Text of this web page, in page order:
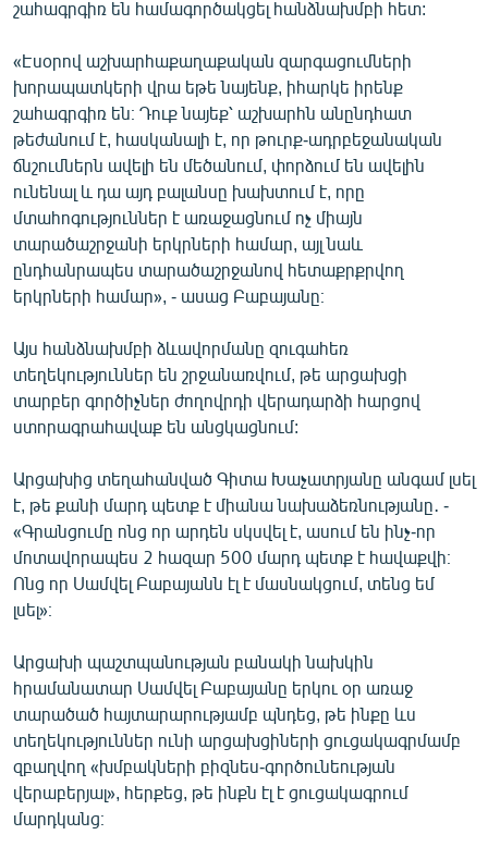
շահագրգիռ են համագործակցել հանձնախմբի հետ:
«Էսօրով աշխարհաքաղաքական զարգացումների
խորապատկերի վրա եթե նայենք, իհարկե իրենք
շահագրգիռ են։ Դուք նայեք՝ աշխարհն անընդհատ
թեժանում է, հասկանալի է, որ թուրք-ադրբեջանական
ճնշումներն ավելի են մեծանում, փորձում են ավելին
ունենալ և դա այդ բալանսը խախտում է, որը
մտահոգություններ է առաջացնում ոչ միայն
տարածաշրջանի երկրների համար, այլ նաև
ընդհանրապես տարածաշրջանով հետաքրքրվող
երկրների համար», - ասաց Բաբայանը։
Այս հանձնախմբի ձևավորմանը զուգահեռ
տեղեկություններ են շրջանառվում, թե արցախցի
տարբեր գործիչներ ժողովրդի վերադարձի հարցով
ստորագրահավաք են անցկացնում:
Արցախից տեղահանված Գիտա Խաչատրյանը անգամ լսել
է, թե քանի մարդ պետք է միանա նախաձեռնությանը․ -
«Գրանցումը ոնց որ արդեն սկսվել է, ասում են ինչ-որ
մոտավորապես 2 հազար 500 մարդ պետք է հավաքվի։
Ոնց որ Սամվել Բաբայանն էլ է մասնակցում, տենց եմ
լսել»։
Արցախի պաշտպանության բանակի նախկին
հրամանատար Սամվել Բաբայանը երկու օր առաջ
տարածած հայտարարությամբ պնդեց, թե ինքը ևս
տեղեկություններ ունի արցախցիների ցուցակագրմամբ
զբաղվող «խմբակների բիզնես-գործունեության
վերաբերյալ», հերքեց, թե ինքն էլ է ցուցակագրում
մարդկանց։